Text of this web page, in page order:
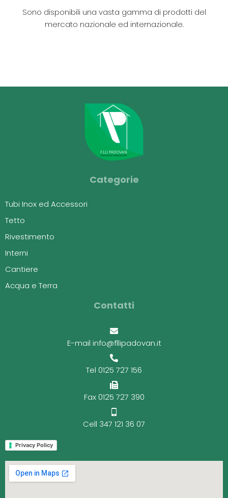
Sono disponibili una vasta gamma di prodotti del
mercato nazionale ed internazionale.
Categorie
Tubi Inox ed Accessori
Tetto
Rivestimento
Interni
Cantiere
Acqua e Terra
Contatti
E-mail info@fllipadovan.it
Tel 0125 727 156
Fax 0125 727 390
Cell 347 121 36 07
Privacy Policy